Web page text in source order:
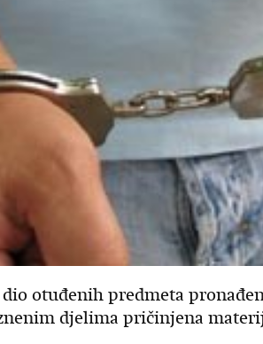
otuđenih predmeta
djelima pričinjena